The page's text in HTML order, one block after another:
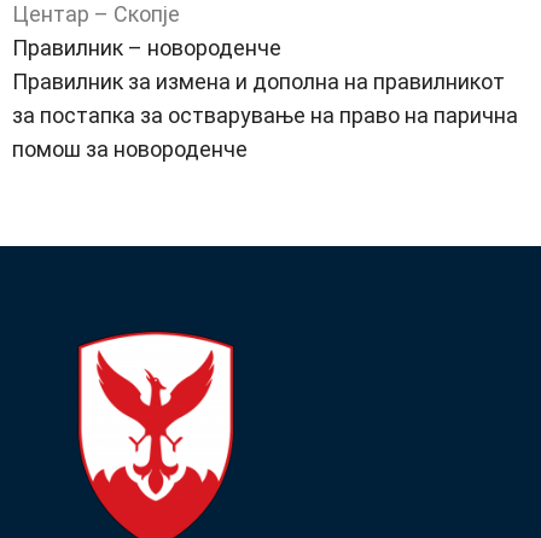
Центар – Скопје
Правилник – новороденче
Правилник за измена и дополна на правилникот
за постапка за остварување на право на парична
помош за новороденче